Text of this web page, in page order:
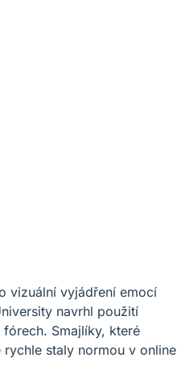
vizuální vyjádření emocí
navrhl použití
Smajlíky, které
staly normou v online